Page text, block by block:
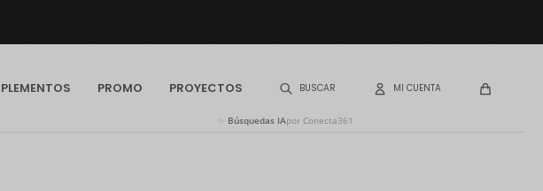
PROMO PROYECTOS
Búsquedas IApor Conecta361